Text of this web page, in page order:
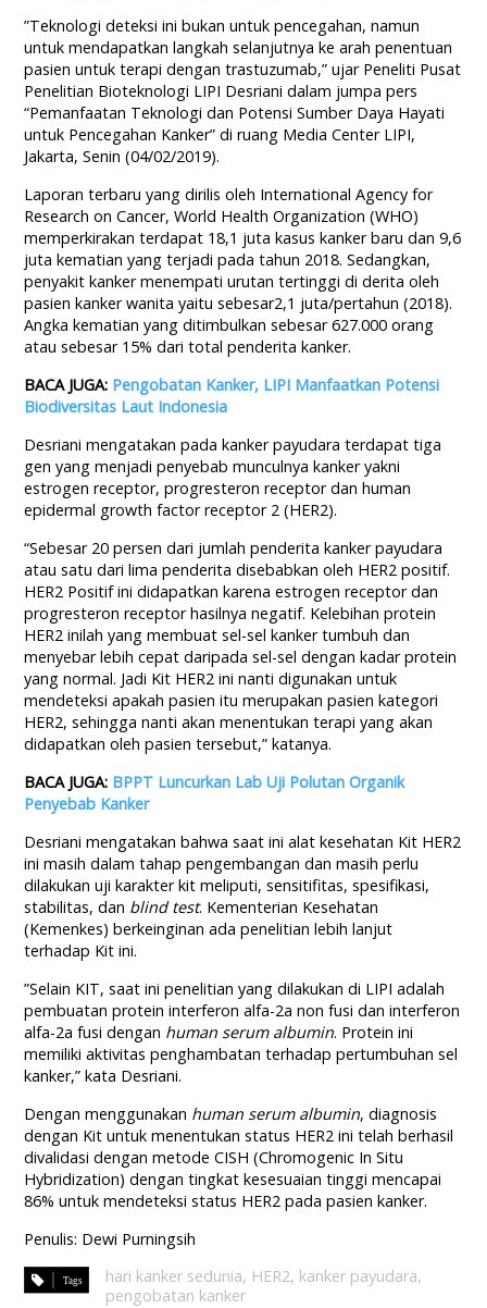
”Teknologi deteksi ini bukan untuk pencegahan, namun
untuk mendapatkan langkah selanjutnya ke arah penentuan
pasien untuk terapi dengan trastuzumab,” ujar Peneliti Pusat
Penelitian Bioteknologi LIPI Desriani dalam jumpa pers
“Pemanfaatan Teknologi dan Potensi Sumber Daya Hayati
untuk Pencegahan Kanker” di ruang Media Center LIPI,
Jakarta, Senin (04/02/2019).
Laporan terbaru yang dirilis oleh International Agency for
Research on Cancer, World Health Organization (WHO)
memperkirakan terdapat 18,1 juta kasus kanker baru dan 9,6
juta kematian yang terjadi pada tahun 2018. Sedangkan,
penyakit kanker menempati urutan tertinggi di derita oleh
pasien kanker wanita yaitu sebesar2,1 juta/pertahun (2018).
Angka kematian yang ditimbulkan sebesar 627.000 orang
atau sebesar 15% dari total penderita kanker.
BACA JUGA: Pengobatan Kanker, LIPI Manfaatkan Potensi
Biodiversitas Laut Indonesia
Desriani mengatakan pada kanker payudara terdapat tiga
gen yang menjadi penyebab munculnya kanker yakni
estrogen receptor, progresteron receptor dan human
epidermal growth factor receptor 2 (HER2).
“Sebesar 20 persen dari jumlah penderita kanker payudara
atau satu dari lima penderita disebabkan oleh HER2 positif.
HER2 Positif ini didapatkan karena estrogen receptor dan
progresteron receptor hasilnya negatif. Kelebihan protein
HER2 inilah yang membuat sel-sel kanker tumbuh dan
menyebar lebih cepat daripada sel-sel dengan kadar protein
yang normal. Jadi Kit HER2 ini nanti digunakan untuk
mendeteksi apakah pasien itu merupakan pasien kategori
HER2, sehingga nanti akan menentukan terapi yang akan
didapatkan oleh pasien tersebut,” katanya.
BACA JUGA: BPPT Luncurkan Lab Uji Polutan Organik
Penyebab Kanker
Desriani mengatakan bahwa saat ini alat kesehatan Kit HER2
ini masih dalam tahap pengembangan dan masih perlu
dilakukan uji karakter kit meliputi, sensitifitas, spesifikasi,
stabilitas, dan blind test. Kementerian Kesehatan
(Kemenkes) berkeinginan ada penelitian lebih lanjut
terhadap Kit ini.
”Selain KIT, saat ini penelitian yang dilakukan di LIPI adalah
pembuatan protein interferon alfa-2a non fusi dan interferon
alfa-2a fusi dengan human serum albumin. Protein ini
memiliki aktivitas penghambatan terhadap pertumbuhan sel
kanker,” kata Desriani.
Dengan menggunakan human serum albumin, diagnosis
dengan Kit untuk menentukan status HER2 ini telah berhasil
divalidasi dengan metode CISH (Chromogenic In Situ
Hybridization) dengan tingkat kesesuaian tinggi mencapai
86% untuk mendeteksi status HER2 pada pasien kanker.
Penulis: Dewi Purningsih
hari kanker sedunia, HER2, kanker payudara,
pengobatan kanker